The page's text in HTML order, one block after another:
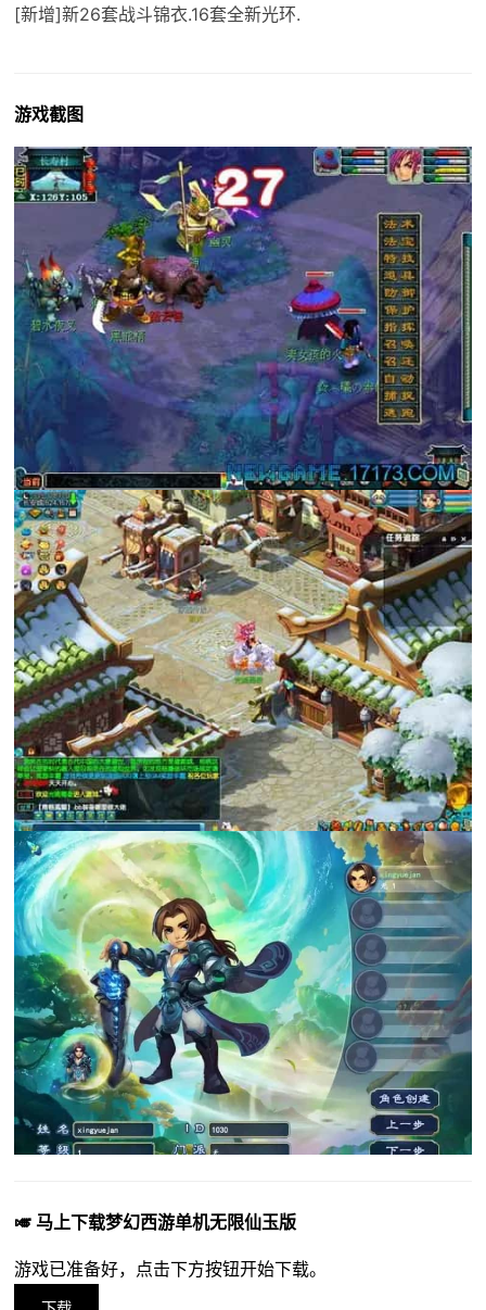
[新增]新26套战斗锦衣.16套全新光环.
游戏截图
🎺 马上下载梦幻西游单机无限仙玉版
游戏已准备好，点击下方按钮开始下载。